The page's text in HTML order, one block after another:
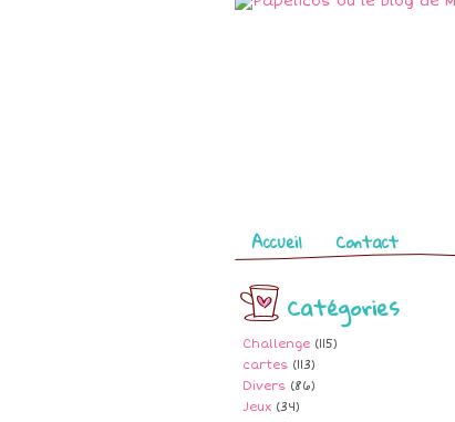
Pages
Accueil Contact
Catégories
Challenge (115)
cartes (113)
Divers (86)
Jeux (34)